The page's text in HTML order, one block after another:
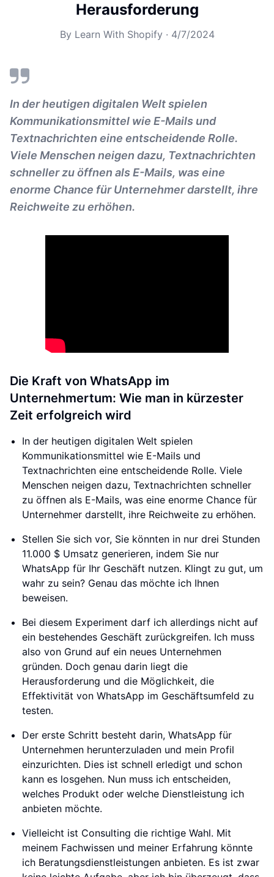
Herausforderung
By Learn With Shopify · 4/7/2024
In der heutigen digitalen Welt spielen
Kommunikationsmittel wie E-Mails und
Textnachrichten eine entscheidende Rolle.
Viele Menschen neigen dazu, Textnachrichten
schneller zu öffnen als E-Mails, was eine
enorme Chance für Unternehmer darstellt, ihre
Reichweite zu erhöhen.
Die Kraft von WhatsApp im
Unternehmertum: Wie man in kürzester
Zeit erfolgreich wird
In der heutigen digitalen Welt spielen
Kommunikationsmittel wie E-Mails und
Textnachrichten eine entscheidende Rolle. Viele
Menschen neigen dazu, Textnachrichten schneller
zu öffnen als E-Mails, was eine enorme Chance für
Unternehmer darstellt, ihre Reichweite zu erhöhen.
Stellen Sie sich vor, Sie könnten in nur drei Stunden
11.000 $ Umsatz generieren, indem Sie nur
WhatsApp für Ihr Geschäft nutzen. Klingt zu gut, um
wahr zu sein? Genau das möchte ich Ihnen
beweisen.
Bei diesem Experiment darf ich allerdings nicht auf
ein bestehendes Geschäft zurückgreifen. Ich muss
also von Grund auf ein neues Unternehmen
gründen. Doch genau darin liegt die
Herausforderung und die Möglichkeit, die
Effektivität von WhatsApp im Geschäftsumfeld zu
testen.
Der erste Schritt besteht darin, WhatsApp für
Unternehmen herunterzuladen und mein Profil
einzurichten. Dies ist schnell erledigt und schon
kann es losgehen. Nun muss ich entscheiden,
welches Produkt oder welche Dienstleistung ich
anbieten möchte.
Vielleicht ist Consulting die richtige Wahl. Mit
meinem Fachwissen und meiner Erfahrung könnte
ich Beratungsdienstleistungen anbieten. Es ist zwar